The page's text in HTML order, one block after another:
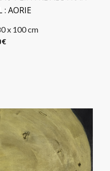
x 100 cm
€